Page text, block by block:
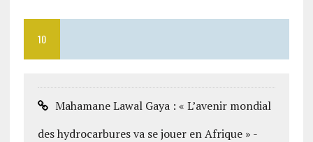
10
Mahamane Lawal Gaya : « L’avenir mondial
des hydrocarbures va se jouer en Afrique » -